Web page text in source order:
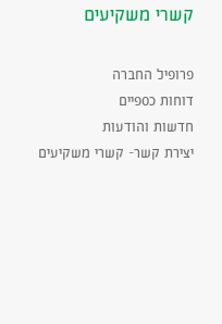
קשרי משקיעים
פרופיל החברה
דוחות כספיים
חדשות והודעות
יצירת קשר- קשרי משקיעים